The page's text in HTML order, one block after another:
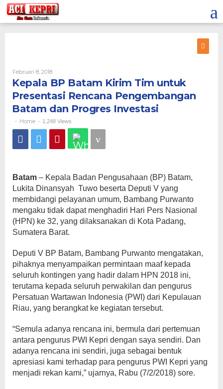
Lewati
ke
konten
Februari 8, 2018Oleh
Kepala BP Batam Kirim Tim untuk
Presentasi Rencana Pengembangan
Batam dan Progres Investasi
- Home - 1,248 Views
Batam – Kepala Badan Pengusahaan (BP) Batam,
Lukita Dinansyah Tuwo beserta Deputi V yang
membidangi pelayanan umum, Bambang Purwanto
mengaku tidak dapat menghadiri Hari Pers Nasional
(HPN) ke 32, yang dilaksanakan di Kota Padang,
Sumatera Barat.
Deputi V BP Batam, Bambang Purwanto mengatakan,
pihaknya menyampaikan permintaan maaf kepada
seluruh kontingen yang hadir dalam HPN 2018 ini,
terutama kepada seluruh perwakilan dan pengurus
Persatuan Wartawan Indonesia (PWI) dari Kepulauan
Riau, yang berangkat ke kegiatan tersebut.
“Semula adanya rencana ini, bermula dari pertemuan
antara pengurus PWI Kepri dengan saya sendiri. Dan
adanya rencana ini sendiri, juga sebagai bentuk
apresiasi kami terhadap para pengurus PWI Kepri yang
menjadi rekan kami,” ujarnya, Rabu (7/2/2018) sore.